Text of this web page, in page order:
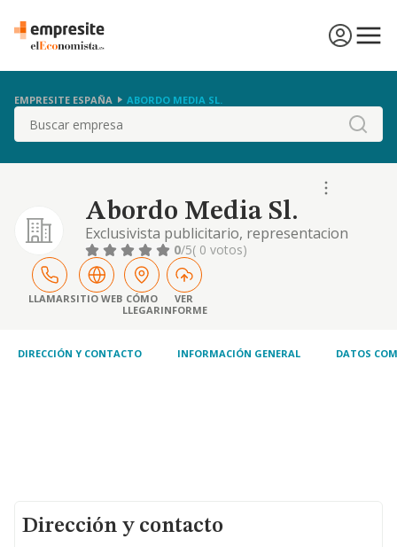
EMPRESITE ESPAÑA ABORDO MEDIA SL.
Buscar
Abordo Media Sl.
Exclusivista publicitario, representacion
comercial y organizacion de eventos,
agencia de publicidad, compra venta de
mercancias relacionadas con la publicidad,
exportacion e importacion, venta de
mercaderias de indole informatico
0/5( 0 votos)
LLAMARSITIO WEB CÓMO
LLEGAR
VER
INFORME
DIRECCIÓN Y CONTACTO INFORMACIÓN GENERAL DATOS
Dirección y contacto